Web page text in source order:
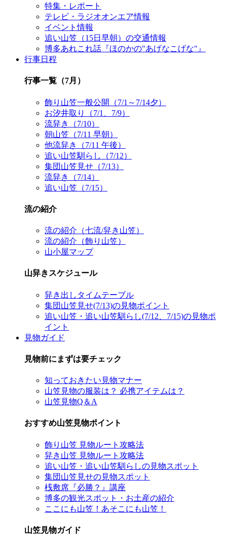
特集・レポート
テレビ・ラジオオンエア情報
イベント情報
追い山笠（15日早朝）の交通情報
博多あれこれ話『ほのかの"あげなこげな"』
行事日程
行事一覧（7月）
飾り山笠一般公開（7/1～7/14夕）
お汐井取り（7/1、7/9）
流舁き（7/10）
朝山笠（7/11 早朝）
他流舁き（7/11 午後）
追い山笠馴らし（7/12）
集団山笠見せ（7/13）
流舁き（7/14）
追い山笠（7/15）
流の紹介
流の紹介（七流/舁き山笠）
流の紹介（飾り山笠）
山小屋マップ
山舁きスケジュール
舁き出しタイムテーブル
集団山笠見せ(7/13)の見物ポイント
追い山笠・追い山笠馴らし(7/12、7/15)の見物ポ
イント
見物ガイド
見物前にまずは要チェック
知っておきたい見物マナー
山笠見物の服装は？ 必携アイテムは？
山笠見物Q＆A
おすすめ山笠見物ポイント
飾り山笠 見物ルート攻略法
舁き山笠 見物ルート攻略法
追い山笠・追い山笠馴らしの見物スポット
集団山笠見せの見物スポット
桟敷席『必勝？』講座
博多の観光スポット・お土産の紹介
ここにも山笠！あそこにも山笠！
山笠見物ガイド